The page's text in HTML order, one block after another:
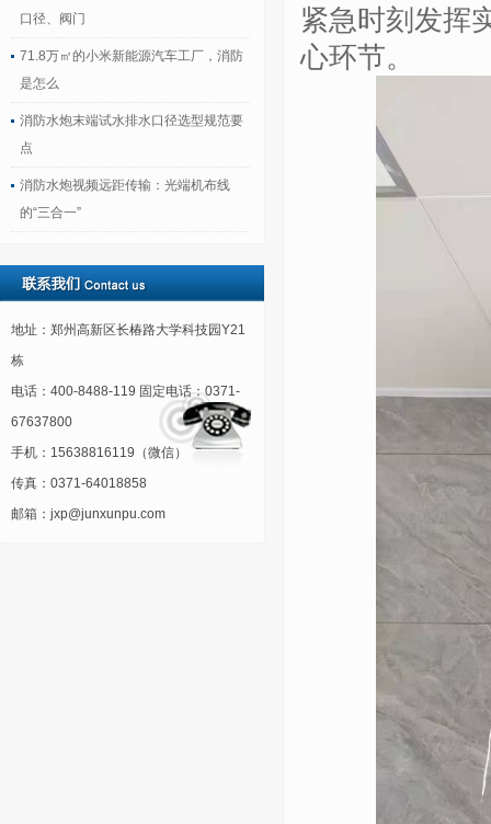
口径、阀门
71.8万㎡的小米新能源汽车工厂，消防
是怎么
消防水炮末端试水排水口径选型规范要
点
消防水炮视频远距传输：光端机布线
的“三合一”
地址：郑州高新区长椿路大学科技园Y21
栋
电话：400-8488-119 固定电话：0371-
67637800
手机：15638816119（微信）
传真：0371-64018858
邮箱：jxp@junxunpu.com
紧急时刻发挥
心环节。